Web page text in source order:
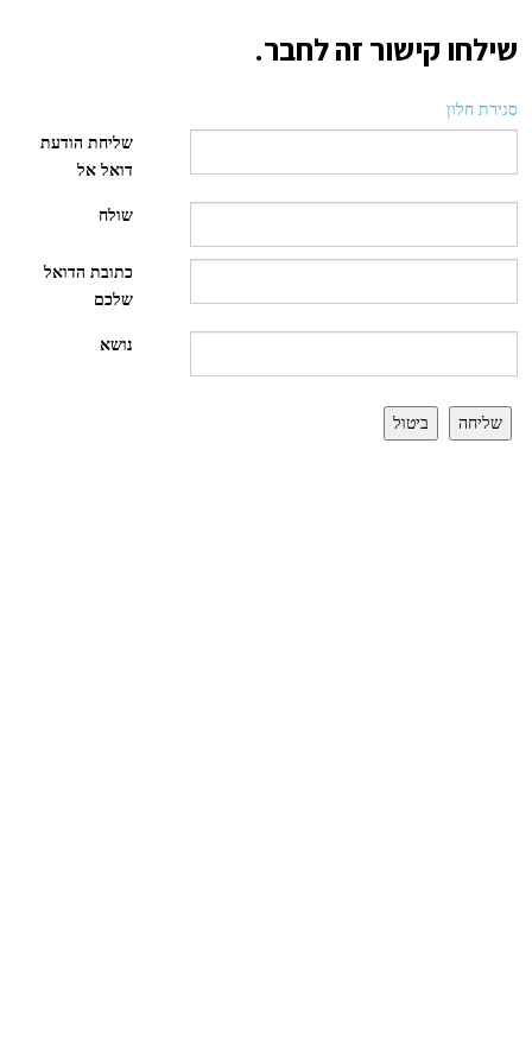
שילחו קישור זה לחבר.
סגירת חלון
שליחת הודעת
דואל אל
שולח
כתובת הדואל
שלכם
נושא
שליחה ביטול